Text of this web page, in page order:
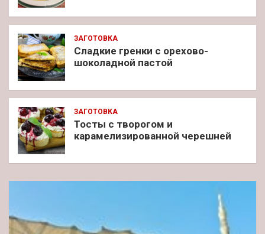
ЗАГОТОВКА
Сладкие гренки с орехово-
шоколадной пастой
ЗАГОТОВКА
Тосты с творогом и
карамелизированной черешней